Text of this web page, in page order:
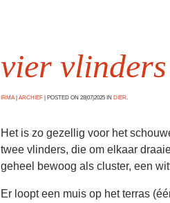
vier vlinders
IRMA ARCHIEF POSTED ON 28|07|2025 IN DIER
Het is zo gezellig voor het
twee vlinders, die om elkaar
geheel bewoog als cluster, een
Er loopt een muis op het terras